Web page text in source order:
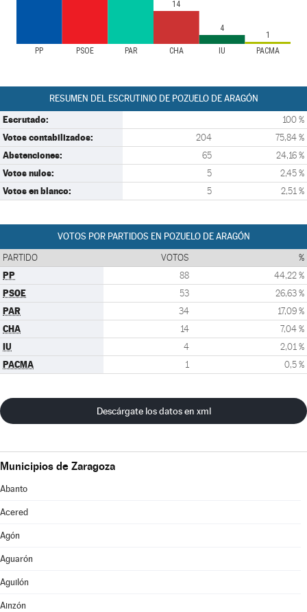
PP PSOE PAR CHA IU PACMA
14
4
1
RESUMEN DEL ESCRUTINIO DE POZUELO DE ARAGÓN
Escrutado: 100 %
Votos contabilizados: 204 75,84 %
Abstenciones: 65 24,16 %
Votos nulos: 5 2,45 %
Votos en blanco: 5 2,51 %
VOTOS POR PARTIDOS EN POZUELO DE ARAGÓN
PARTIDO VOTOS %
PP 88 44,22 %
PSOE 53 26,63 %
PAR 34 17,09 %
CHA 14 7,04 %
IU 4 2,01 %
PACMA 1 0,5 %
Descárgate los datos en xml
Municipios de Zaragoza
Abanto
Acered
Agón
Aguarón
Aguilón
Ainzón